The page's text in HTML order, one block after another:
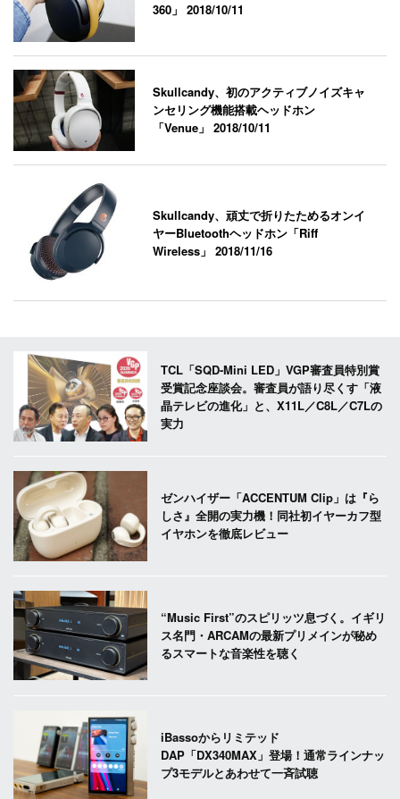
360」2018/10/11
Skullcandy、初のアクティブノイズキャ
ンセリング機能搭載ヘッドホン
「Venue」2018/10/11
Skullcandy、頑丈で折りたためるオンイ
ヤーBluetoothヘッドホン「Riff
Wireless」2018/11/16
TCL「SQD-Mini LED」VGP審査員特別賞
受賞記念座談会。審査員が語り尽くす「液
晶テレビの進化」と、X11L／C8L／C7Lの
実力
ゼンハイザー「ACCENTUM Clip」は『ら
しさ』全開の実力機！同社初イヤーカフ型
イヤホンを徹底レビュー
“Music First”のスピリッツ息づく。イギリ
ス名門・ARCAMの最新プリメインが秘め
るスマートな音楽性を聴く
iBassoからリミテッド
DAP「DX340MAX」登場！通常ラインナッ
プ3モデルとあわせて一斉試聴